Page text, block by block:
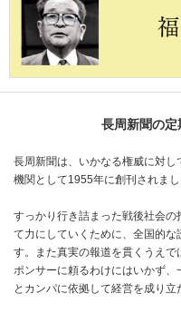
長周新聞の定
長周新聞は、いかなる権威に対
機関として1955年に創刊されまし
すっかり行き詰まった戦後社会
て力にしていくために、全国的な
す。また真実の報道を貫くうえ
ポンサーに頼るわけにはいかず
とカンパに依拠して経営を成り立